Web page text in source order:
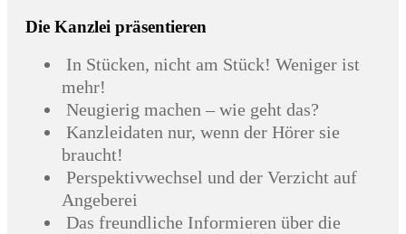
Die Kanzlei präsentieren
In Stücken, nicht am Stück! Weniger ist
mehr!
Neugierig machen – wie geht das?
Kanzleidaten nur, wenn der Hörer sie
braucht!
Perspektivwechsel und der Verzicht auf
Angeberei
Das freundliche Informieren über die